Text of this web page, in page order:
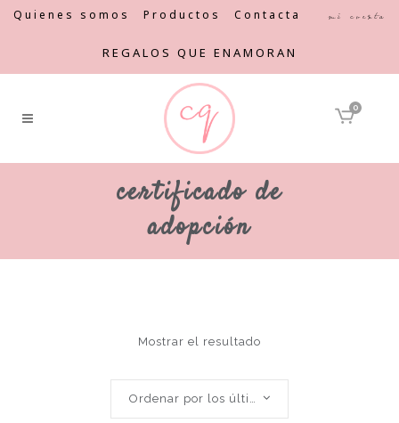
Quienes somos Productos Contacta Mi cuenta
REGALOS QUE ENAMORAN
0
certificado de
adopción
Mostrar el resultado
Ordenar por los últimos